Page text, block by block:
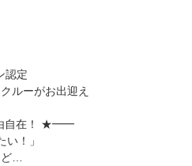
認定
ルーがお出迎え
自在！ ★━━
い！」
…